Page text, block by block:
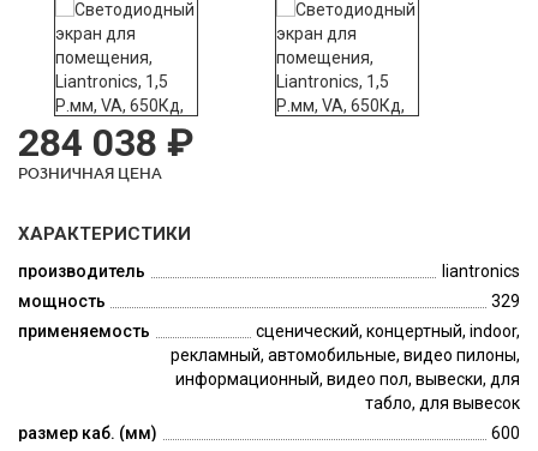
284 038 ₽
РОЗНИЧНАЯ ЦЕНА
ХАРАКТЕРИСТИКИ
производитель
liantronics
мощность
329
применяемость
сценический, концертный, indoor,
рекламный, автомобильные, видео пилоны,
информационный, видео пол, вывески, для
табло, для вывесок
размер каб. (мм)
600